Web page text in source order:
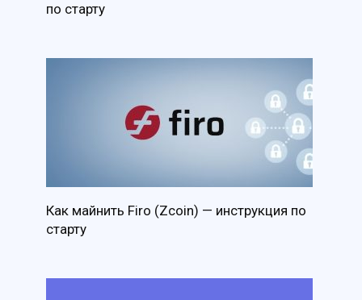
по старту
Как майнить Firo (Zcoin) — инструкция по
старту